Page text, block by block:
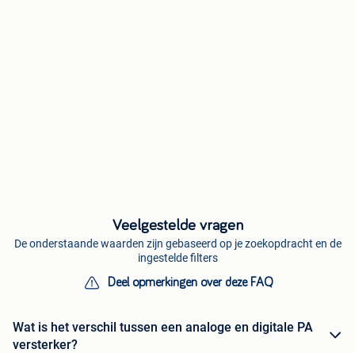
Veelgestelde vragen
De onderstaande waarden zijn gebaseerd op je zoekopdracht en de
ingestelde filters
Deel opmerkingen over deze FAQ
Wat is het verschil tussen een analoge en digitale PA
versterker?